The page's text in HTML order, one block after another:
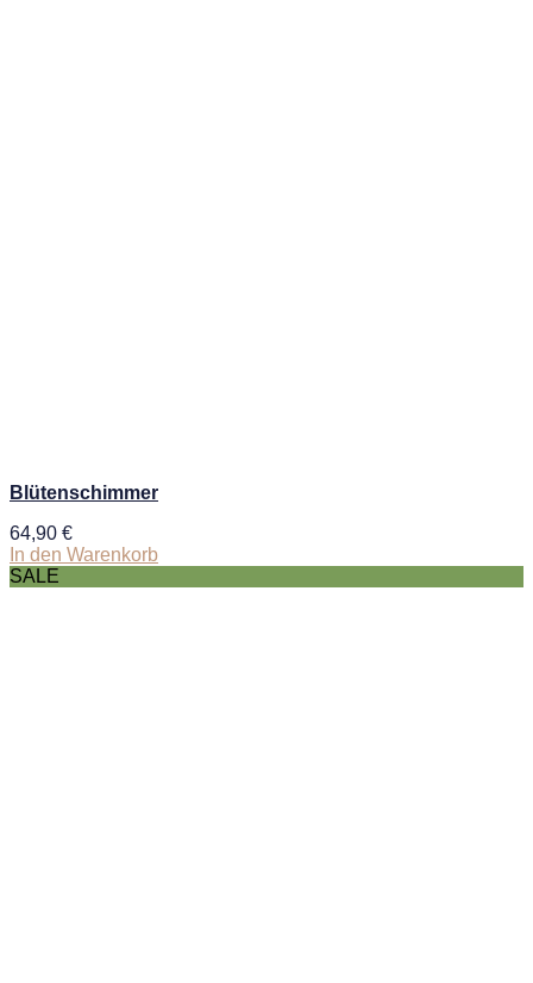
Blütenschimmer
64,90 €
In den Warenkorb
SALE